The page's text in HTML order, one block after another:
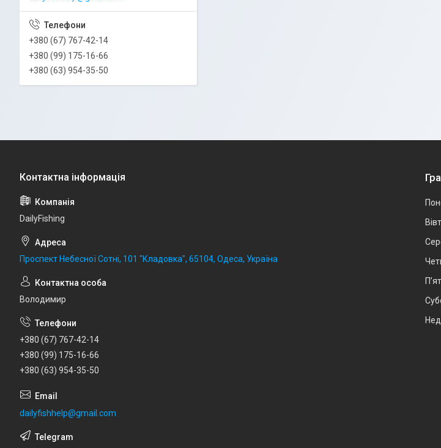
+380 (67) 767-42-14
+380 (99) 175-16-66
+380 (63) 954-35-50
DailyFishing
Проспект Небесної Сотні, 101 "Кладовка", 65104, Одеса, Україна
Володимир
+380 (67) 767-42-14
+380 (99) 175-16-66
+380 (63) 954-35-50
dailyfishhelp@gmail.com